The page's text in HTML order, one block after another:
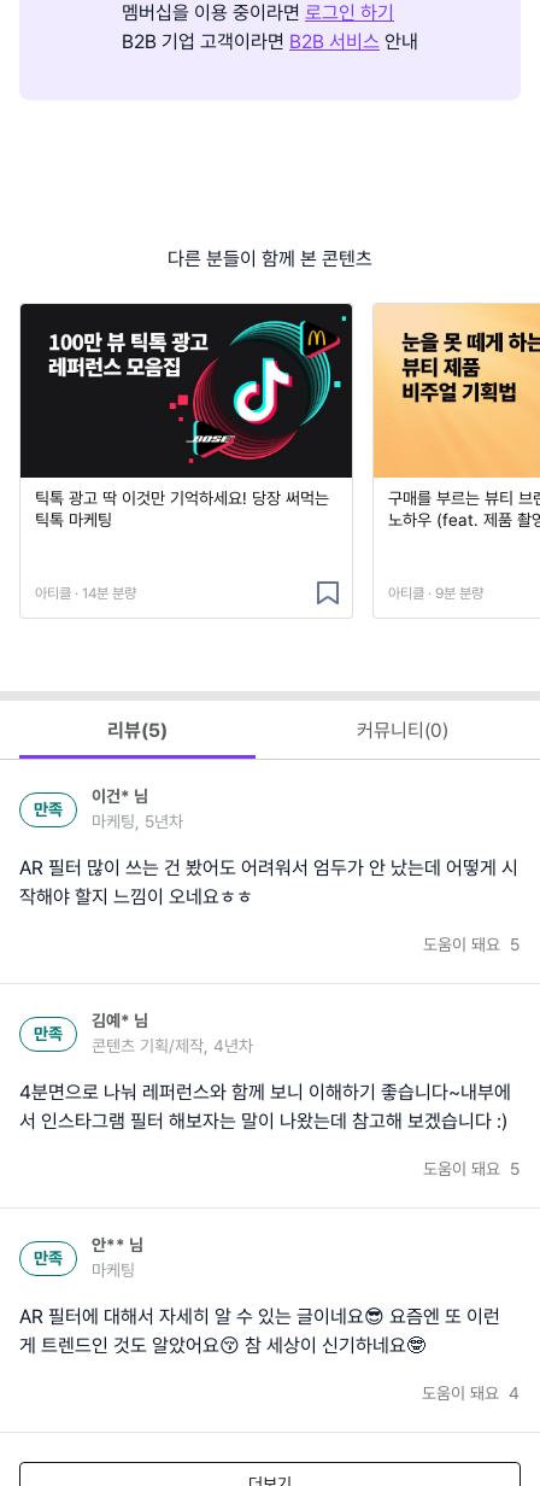
멤버십을 이용 중이라면 로그인 하기
B2B 기업 고객이라면 B2B 서비스 안내
다른 분들이 함께 본 콘텐츠
틱톡 광고 딱 이것만 기억하세요! 당장 써먹는
틱톡 마케팅
아티클 · 14분 분량
구매를 부르는 뷰티 브
노하우 (feat. 제품 촬
아티클 · 9분 분량
리뷰(5) 커뮤니티(0)
만족
이건* 님
마케팅, 5년차
AR 필터 많이 쓰는 건 봤어도 어려워서 엄두가 안 났는데 어떻게 시
작해야 할지 느낌이 오네요ㅎㅎ
도움이 돼요 5
만족
김예* 님
콘텐츠 기획/제작, 4년차
4분면으로 나눠 레퍼런스와 함께 보니 이해하기 좋습니다~내부에
서 인스타그램 필터 해보자는 말이 나왔는데 참고해 보겠습니다 :)
도움이 돼요 5
만족
안** 님
마케팅
AR 필터에 대해서 자세히 알 수 있는 글이네요😎 요즘엔 또 이런
게 트렌드인 것도 알았어요😚 참 세상이 신기하네요🤓
도움이 돼요 4